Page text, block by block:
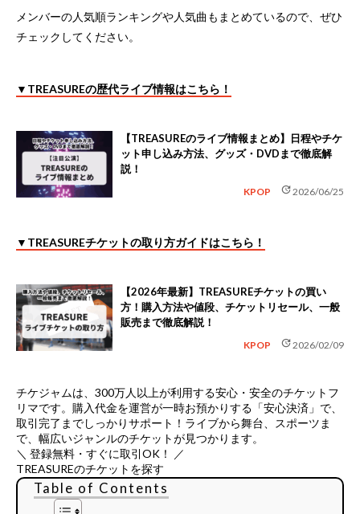
メンバーの人気順ランキングや人気曲もまとめているので、ぜひ
チェックしてください。
▼TREASUREの歴代ライブ情報はこちら！
【TREASUREのライブ情報まとめ】日程やチケ
ット申し込み方法、グッズ・DVDまで徹底解
説！
KPOP update2026/06/25
▼TREASUREチケットの取り方ガイドはこちら！
【2026年最新】TREASUREチケットの買い
方！購入方法や値段、チケットリセール、一般
販売まで徹底解説！
KPOP update2026/02/09
チケジャムは、 300万人以上が利用する安心・安全のチケットフ
リマです。購入代金を運営が一時お預かりする「安心決済」で、
取引完了までしっかりサポート！ライブから舞台、スポーツま
で、幅広いジャンルのチケットが見つかります。
＼ 登録無料・すぐに取引OK！ ／
TREASUREのチケットを探す
Table of Contents